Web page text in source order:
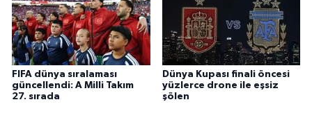
FIFA dünya sıralaması
güncellendi: A Milli Takım
27. sırada
Dünya Kupası finali öncesi
yüzlerce drone ile eşsiz
şölen